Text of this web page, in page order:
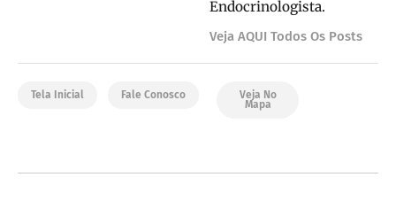
Endocrinologista.
Veja AQUI Todos Os Posts
Tela Inicial Fale Conosco Veja No
Mapa